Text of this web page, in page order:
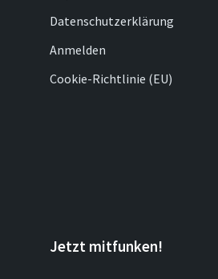
Datenschutzerklärung
Anmelden
Cookie-Richtlinie (EU)
Jetzt mitfunken!